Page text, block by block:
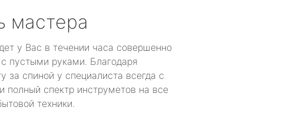
мастера
у Вас в течении часа совершенно
пустыми руками. Благодаря
за спиной у специалиста всегда с
полный спектр инструметов на все
техники.